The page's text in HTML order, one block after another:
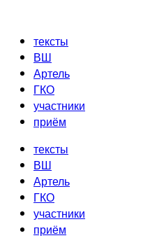
содержимому
тексты
ВШ
Артель
ГКО
участники
приём
тексты
ВШ
Артель
ГКО
участники
приём